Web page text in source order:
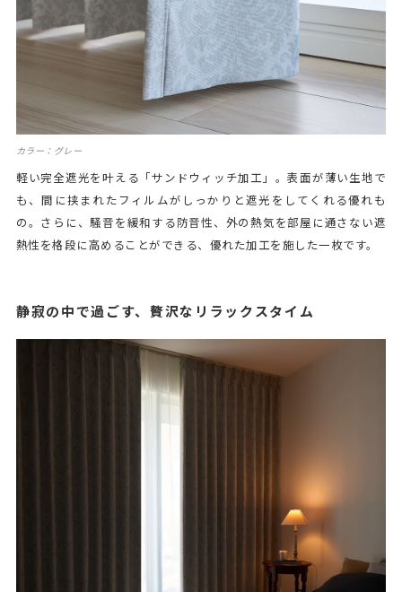
カラー：グレー
軽い完全遮光を叶える「サンドウィッチ加工」。表面が薄い生地で
も、間に挟まれたフィルムがしっかりと遮光をしてくれる優れも
の。さらに、騒音を緩和する防音性、外の熱気を部屋に通さない遮
熱性を格段に高めることができる、優れた加工を施した一枚です。
静寂の中で過ごす、贅沢なリラックスタイム